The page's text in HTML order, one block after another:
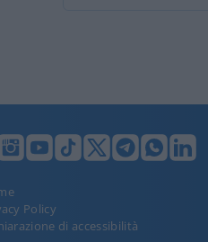
Policy
di accessibilità